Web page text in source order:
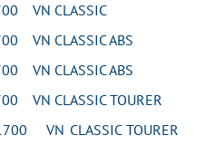
VN CLASSIC
VN CLASSIC ABS
VN CLASSIC ABS
VN CLASSIC TOURER
VN CLASSIC TOURER